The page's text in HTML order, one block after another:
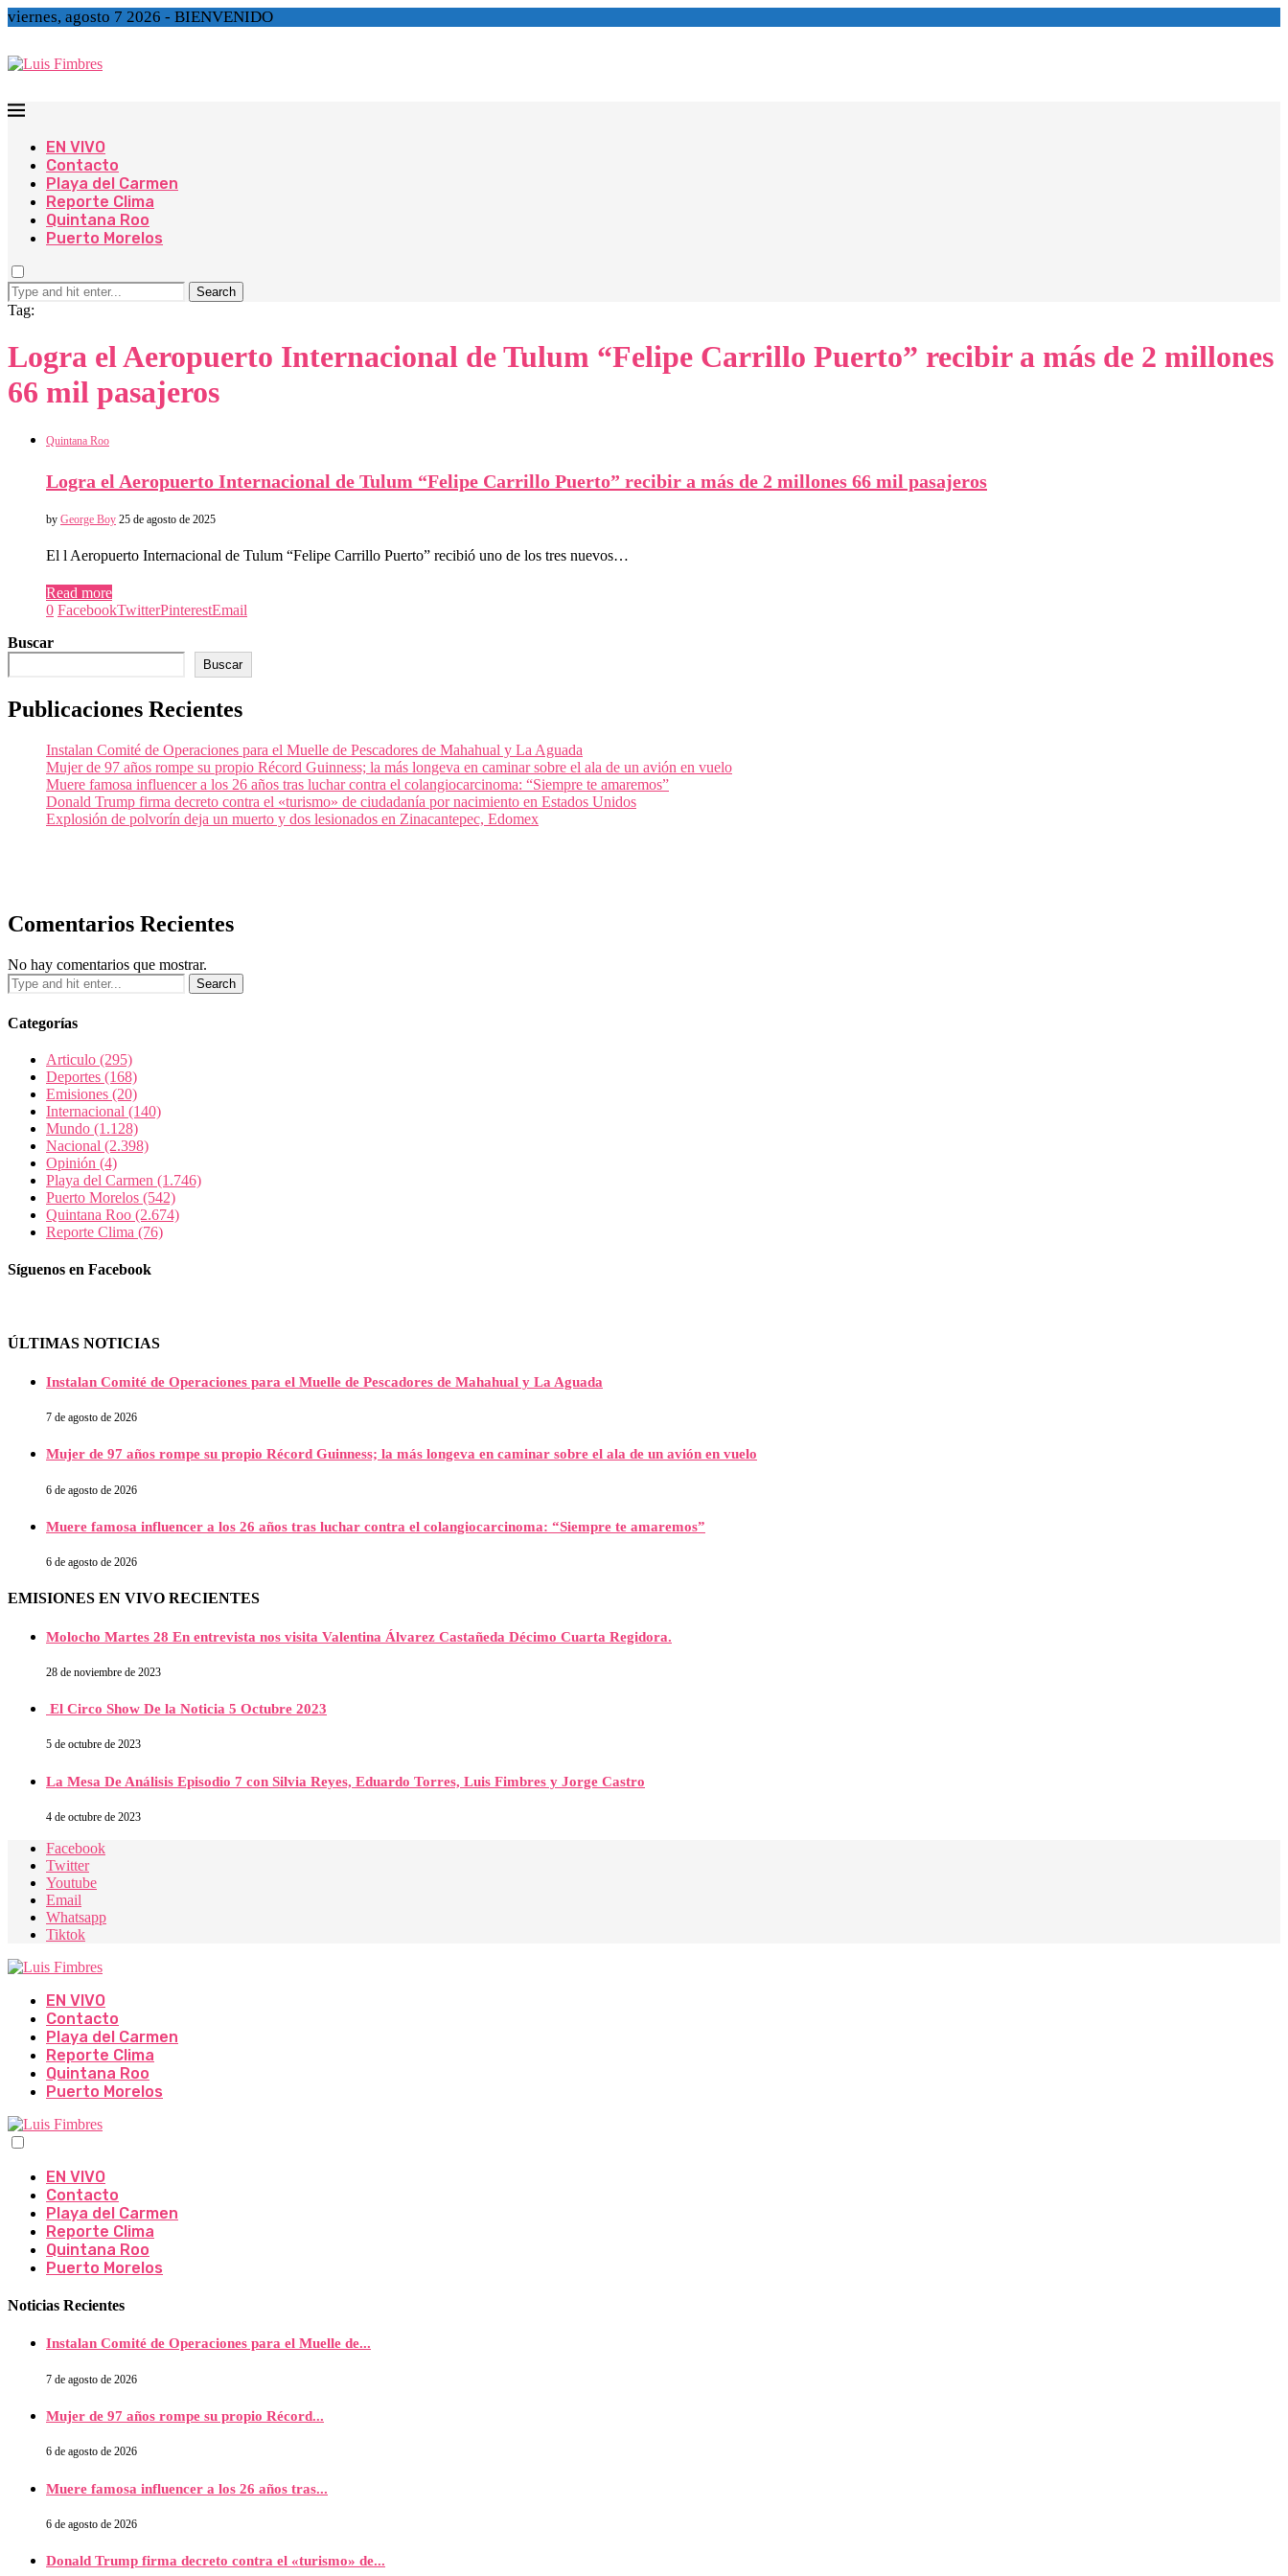
viernes, agosto 7 2026 - BIENVENIDO
EN VIVO
Contacto
Playa del Carmen
Reporte Clima
Quintana Roo
Puerto Morelos
Search
Tag:
Logra el Aeropuerto Internacional de Tulum “Felipe Carrillo Puerto” recibir a más de 2 millones
66 mil pasajeros
Quintana Roo
Logra el Aeropuerto Internacional de Tulum “Felipe Carrillo Puerto” recibir a más de 2 millones 66 mil pasajeros
by George Boy 25 de agosto de 2025
El l Aeropuerto Internacional de Tulum “Felipe Carrillo Puerto” recibió uno de los tres nuevos…
Read more
0 FacebookTwitterPinterestEmail
Buscar
Buscar
Publicaciones Recientes
Instalan Comité de Operaciones para el Muelle de Pescadores de Mahahual y La Aguada
Mujer de 97 años rompe su propio Récord Guinness; la más longeva en caminar sobre el ala de un avión en vuelo
Muere famosa influencer a los 26 años tras luchar contra el colangiocarcinoma: “Siempre te amaremos”
Donald Trump firma decreto contra el «turismo» de ciudadanía por nacimiento en Estados Unidos
Explosión de polvorín deja un muerto y dos lesionados en Zinacantepec, Edomex
Comentarios Recientes
No hay comentarios que mostrar.
Categorías
Articulo (295)
Deportes (168)
Emisiones (20)
Internacional (140)
Mundo (1.128)
Nacional (2.398)
Opinión (4)
Playa del Carmen (1.746)
Puerto Morelos (542)
Quintana Roo (2.674)
Reporte Clima (76)
Síguenos en Facebook
ÚLTIMAS NOTICIAS
Instalan Comité de Operaciones para el Muelle de Pescadores de Mahahual y La Aguada
7 de agosto de 2026
Mujer de 97 años rompe su propio Récord Guinness; la más longeva en caminar sobre el ala de un avión en vuelo
6 de agosto de 2026
Muere famosa influencer a los 26 años tras luchar contra el colangiocarcinoma: “Siempre te amaremos”
6 de agosto de 2026
EMISIONES EN VIVO RECIENTES
Molocho Martes 28 En entrevista nos visita Valentina Álvarez Castañeda Décimo Cuarta Regidora.
28 de noviembre de 2023
El Circo Show De la Noticia 5 Octubre 2023
5 de octubre de 2023
La Mesa De Análisis Episodio 7 con Silvia Reyes, Eduardo Torres, Luis Fimbres y Jorge Castro
4 de octubre de 2023
Facebook
Twitter
Youtube
Email
Whatsapp
Tiktok
EN VIVO
Contacto
Playa del Carmen
Reporte Clima
Quintana Roo
Puerto Morelos
EN VIVO
Contacto
Playa del Carmen
Reporte Clima
Quintana Roo
Puerto Morelos
Noticias Recientes
Instalan Comité de Operaciones para el Muelle de...
7 de agosto de 2026
Mujer de 97 años rompe su propio Récord...
6 de agosto de 2026
Muere famosa influencer a los 26 años tras...
6 de agosto de 2026
Donald Trump firma decreto contra el «turismo» de...